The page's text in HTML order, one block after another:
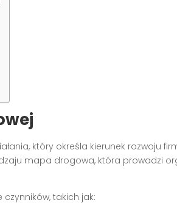
który określa kierunek rozwoju
mapa drogowa, która prowadzi
takich jak: